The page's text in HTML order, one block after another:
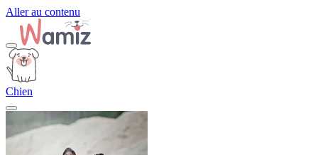
Aller au contenu
Chien